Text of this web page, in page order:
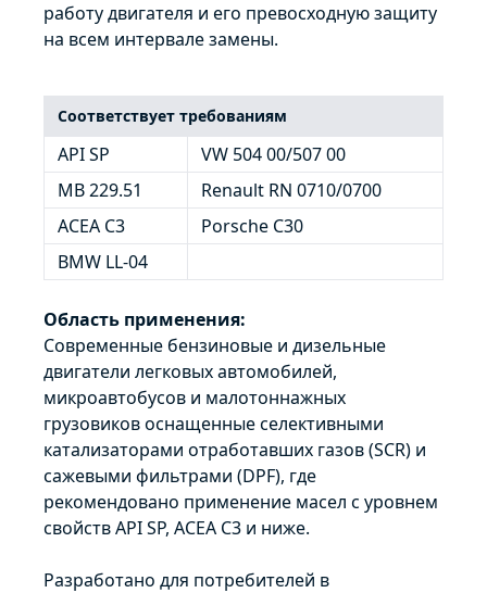
работу двигателя и его превосходную защиту
на всем интервале замены.
Соответствует требованиям
API SP
VW 504 00/507 00
MB 229.51
Renault RN 0710/0700
ACEA C3
Porsche C30
BMW LL-04
Область применения:
Современные бензиновые и дизельные
двигатели легковых автомобилей,
микроавтобусов и малотоннажных
грузовиков оснащенные селективными
катализаторами отработавших газов (SCR) и
сажевыми фильтрами (DPF), где
рекомендовано применение масел с уровнем
свойств API SP, ACEA C3 и ниже.
Разработано для потребителей в